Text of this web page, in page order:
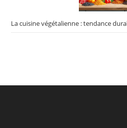
La cuisine végétalienne : tendance